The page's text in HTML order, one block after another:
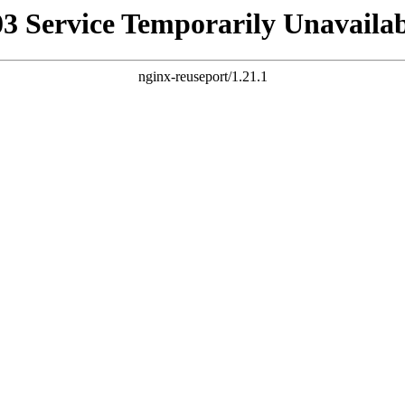
Service Temporarily
nginx-reuseport/1.21.1